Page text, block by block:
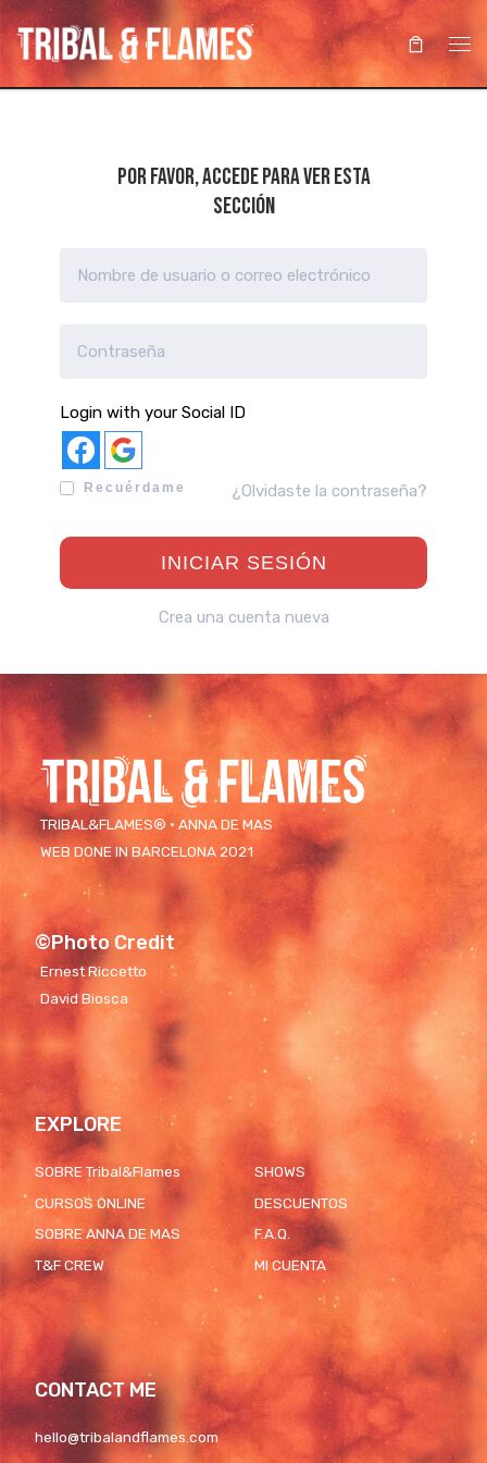
Saltar al contenido
Por favor, accede para ver esta
sección
Login with your Social ID
Recuérdame ¿Olvidaste la contraseña?
Crea una cuenta nueva
TRIBAL&FLAMES® · ANNA DE MAS
WEB DONE IN BARCELONA 2021
©Photo Credit
Ernest Riccetto
David Biosca
EXPLORE
SOBRE Tribal&Flames
CURSOS ONLINE
SOBRE ANNA DE MAS
T&F CREW
SHOWS
DESCUENTOS
F.A.Q.
MI CUENTA
CONTACT ME
hello@tribalandflames.com